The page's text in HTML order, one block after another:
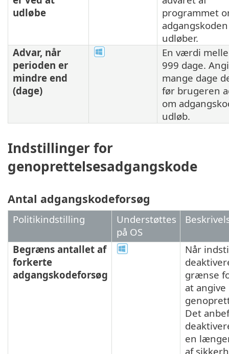
udløbe
programmet
udløber.
Advar, når
perioden er
mindre end
(dage)
En værdi
999 dage.
mange dage
før brugeren
om
udløb.
Indstillinger for
genoprettelsesadgangskode
Antal adgangskodeforsøg
Politikindstilling
Understøttes
på OS
Begræns antallet af
forkerte
adgangskodeforsøg
Når
grænse
at angive
Det
en
af